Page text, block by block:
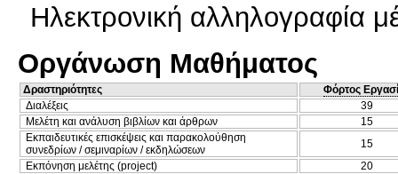
Ηλεκτρονική αλληλογραφία
Οργάνωση Μαθήματος
Δραστηριότητες
Φόρτος
Διαλέξεις
39
Μελέτη και ανάλυση βιβλίων και άρθρων
15
Εκπαιδευτικές επισκέψεις και παρακολούθηση
συνεδρίων / σεμιναρίων / εκδηλώσεων
15
Εκπόνηση μελέτης (project)
20